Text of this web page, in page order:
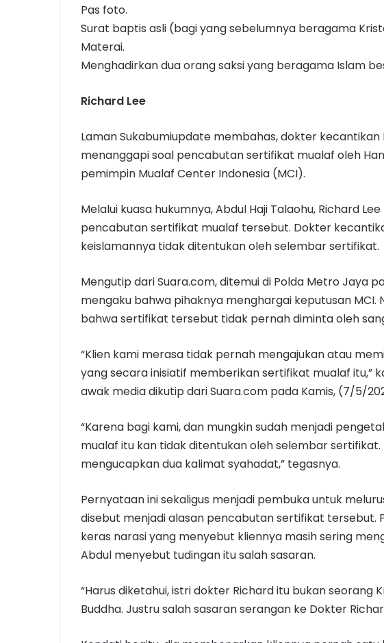
Pas foto.
Surat baptis asli (bagi yang sebelumnya beragama
Materai.
Menghadirkan dua orang saksi yang beragama Islam
Richard Lee
Laman Sukabumiupdate membahas, dokter kecantikan
menanggapi soal pencabutan sertifikat mualaf oleh
pemimpin Mualaf Center Indonesia (MCI).
Melalui kuasa hukumnya, Abdul Haji Talaohu, Richard
pencabutan sertifikat mualaf tersebut. Dokter
keislamannya tidak ditentukan oleh selembar sertifikat.
Mengutip dari Suara.com, ditemui di Polda Metro Jaya
mengaku bahwa pihaknya menghargai keputusan MCI.
bahwa sertifikat tersebut tidak pernah diminta oleh
“Klien kami merasa tidak pernah mengajukan atau
yang secara inisiatif memberikan sertifikat mualaf itu,”
awak media dikutip dari Suara.com pada Kamis, (7/5/
“Karena bagi kami, dan mungkin sudah menjadi
mualaf itu kan tidak ditentukan oleh selembar sertifikat.
mengucapkan dua kalimat syahadat,” tegasnya.
Pernyataan ini sekaligus menjadi pembuka untuk
disebut menjadi alasan pencabutan sertifikat tersebut.
keras narasi yang menyebut kliennya masih sering
Abdul menyebut tudingan itu salah sasaran.
“Harus diketahui, istri dokter Richard itu bukan seorang
Buddha. Justru salah sasaran serangan ke Dokter